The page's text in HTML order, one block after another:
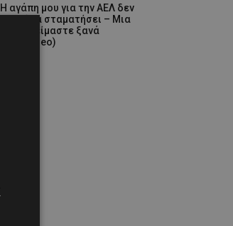
αγάπη μου για την ΑΕΛ δεν
μπορεί να σταματήσει – Μια
μέρα θα είμαστε ξανά
μαζί» (video)